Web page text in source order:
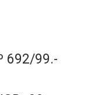
692/99.-